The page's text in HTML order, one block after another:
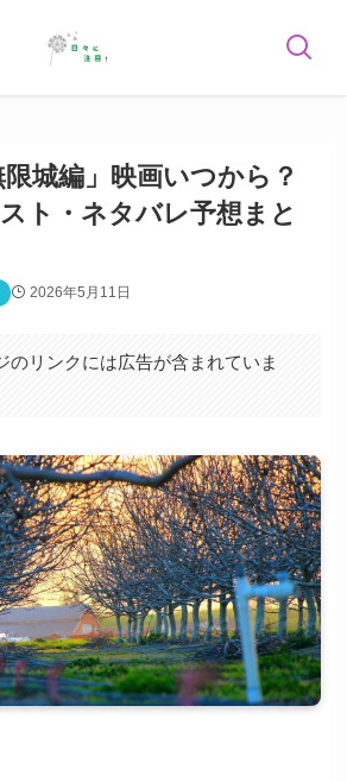
限城編」映画いつから？
ト・ネタバレ予想まと
2026年5月11日
のリンクには広告が含まれていま